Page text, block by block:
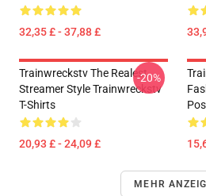
32,35 £ - 37,88 £
Trainwreckstv The Realest
Streamer Style Trainwreckstv
T-Shirts
20,93 £ - 24,09 £
-20%
MEHR